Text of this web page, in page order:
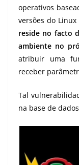
operativos
versões do Linux
reside no facto
ambiente no
atribuir uma
receber
Tal
na base de